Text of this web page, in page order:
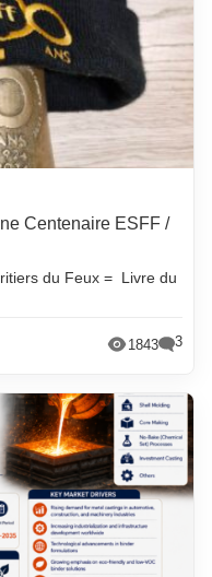
Centenaire ESFF /
du Feux = Livre du
1843 3